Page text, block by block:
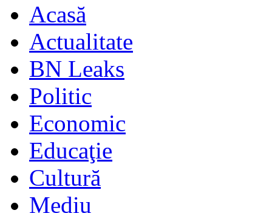
Acasă
Actualitate
BN Leaks
Politic
Economic
Educaţie
Cultură
Mediu